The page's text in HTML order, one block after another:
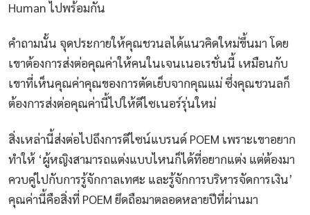
Human ไปพร้อมกัน
คำถามนั้น จุดประกายให้คุณชวนลได้แนวคิดใหม่ขึ้นมา โดย
เขาต้องการส่งต่อคุณค่าให้คนในเจนเนอเรชั่นนี้ เหมือนกับ
เขาที่เห็นคุณค่าคุณของการตัดเย็บจากคุณแม่ ซึ่งคุณชวนลก็
ต้องการส่งต่อคุณค่านี้ไปให้ดีไซเนอร์รุ่นใหม่
สิ่งเหล่านี้ส่งต่อไปถึงการดีไซน์แบรนด์ POEM เพราะเขาอยาก
ทำให้ ‘ผู้หญิงสามารถแต่งแบบไหนก็ได้ที่อยากแต่ง แต่ต้องมา
ควบคู่ไปกับการรู้จักกาลเทศะ และรู้จักการบริหารจัดการเงิน’
คุณค่านี้คือสิ่งที่ POEM ยึดถือมาตลอดหลายปีที่ผ่านมา